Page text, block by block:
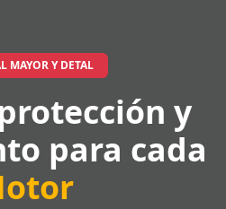
MAYOR Y DETAL
y
para cada